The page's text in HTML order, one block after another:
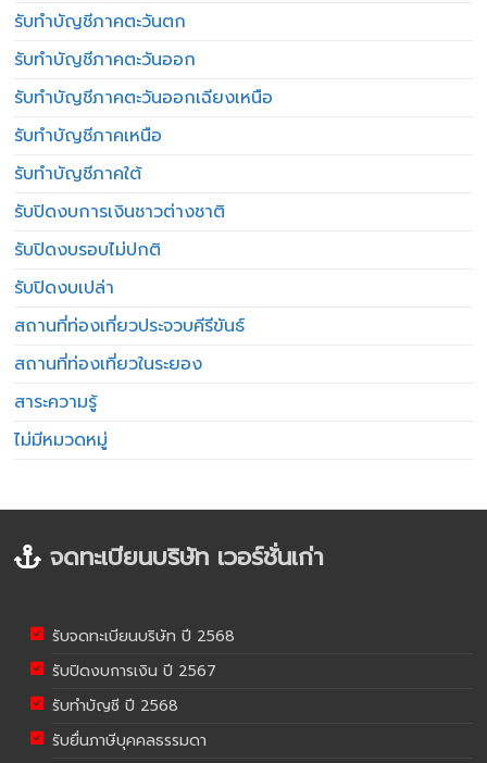
รับทำบัญชีภาคตะวันตก
รับทำบัญชีภาคตะวันออก
รับทำบัญชีภาคตะวันออกเฉียงเหนือ
รับทำบัญชีภาคเหนือ
รับทำบัญชีภาคใต้
รับปิดงบการเงินชาวต่างชาติ
รับปิดงบรอบไม่ปกติ
รับปิดงบเปล่า
สถานที่ท่องเที่ยวประจวบคีรีขันธ์
สถานที่ท่องเที่ยวในระยอง
สาระความรู้
ไม่มีหมวดหมู่
จดทะเบียนบริษัท เวอร์ชั่นเก่า
รับจดทะเบียนบริษัท ปี 2568
รับปิดงบการเงิน ปี 2567
รับทำบัญชี ปี 2568
รับยื่นภาษีบุคคลธรรมดา